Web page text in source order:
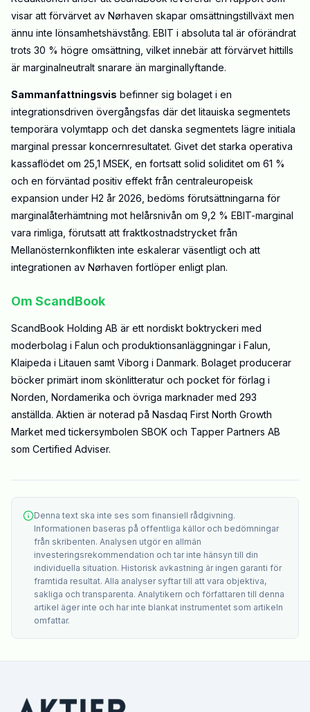
visar att förvärvet av Nørhaven skapar omsättningstillväxt men
ännu inte lönsamhetshävstång. EBIT i absoluta tal är oförändrat
trots 30 % högre omsättning, vilket innebär att förvärvet hittills
är marginalneutralt snarare än marginallyftande.
Sammanfattningsvis befinner sig bolaget i en
integrationsdriven övergångsfas där det litauiska segmentets
temporära volymtapp och det danska segmentets lägre initiala
marginal pressar koncernresultatet. Givet det starka operativa
kassaflödet om 25,1 MSEK, en fortsatt solid soliditet om 61 %
och en förväntad positiv effekt från centraleuropeisk
expansion under H2 år 2026, bedöms förutsättningarna för
marginalåterhämtning mot helårsnivån om 9,2 % EBIT-marginal
vara rimliga, förutsatt att fraktkostnadstrycket från
Mellanösternkonflikten inte eskalerar väsentligt och att
integrationen av Nørhaven fortlöper enligt plan.
Om ScandBook
ScandBook Holding AB är ett nordiskt boktryckeri med
moderbolag i Falun och produktionsanläggningar i Falun,
Klaipeda i Litauen samt Viborg i Danmark. Bolaget producerar
böcker primärt inom skönlitteratur och pocket för förlag i
Norden, Nordamerika och övriga marknader med 293
anställda. Aktien är noterad på Nasdaq First North Growth
Market med tickersymbolen SBOK och Tapper Partners AB
som Certified Adviser.
Denna text ska inte ses som finansiell rådgivning.
Informationen baseras på offentliga källor och bedömningar
från skribenten. Analysen utgör en allmän
investeringsrekommendation och tar inte hänsyn till din
individuella situation. Historisk avkastning är ingen garanti för
framtida resultat. Alla analyser syftar till att vara objektiva,
sakliga och transparenta. Analytikern och författaren till denna
artikel äger inte och har inte blankat instrumentet som artikeln
omfattar.